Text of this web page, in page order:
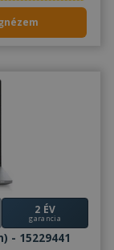
2 ÉV
garancia
- 15229441